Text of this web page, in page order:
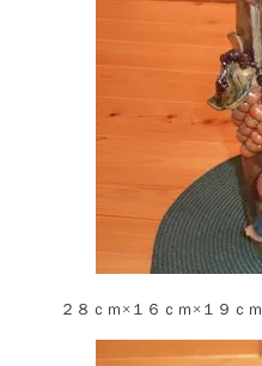
２８ｃｍ×１６ｃｍ×１９ｃｍ